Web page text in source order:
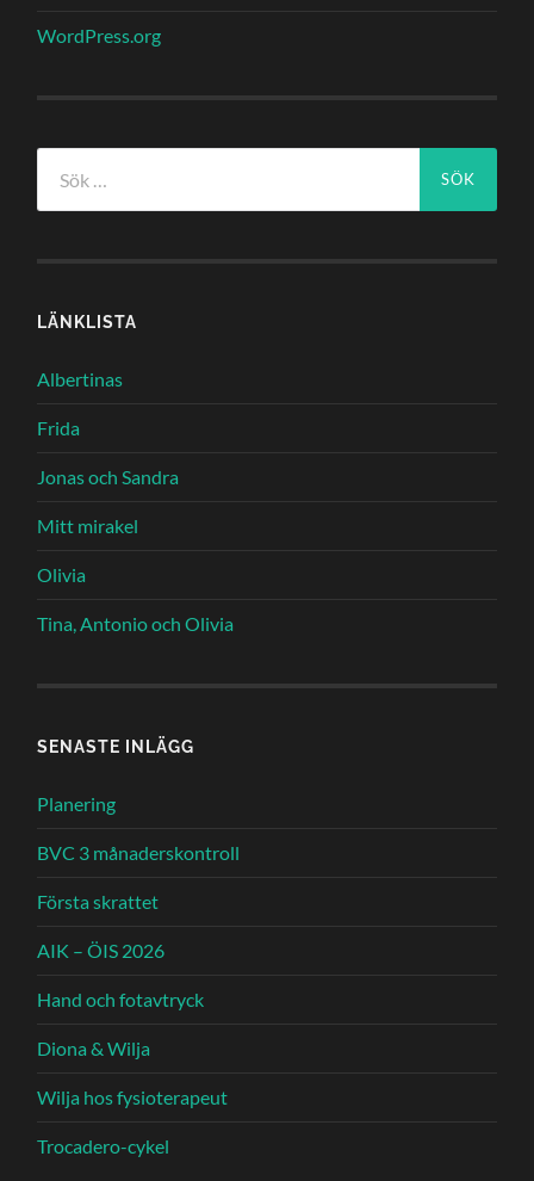
WordPress.org
efter:
LÄNKLISTA
Albertinas
Frida
Jonas och Sandra
Mitt mirakel
Olivia
Tina, Antonio och Olivia
SENASTE INLÄGG
Planering
BVC 3 månaderskontroll
Första skrattet
AIK – ÖIS 2026
Hand och fotavtryck
Diona & Wilja
Wilja hos fysioterapeut
Trocadero-cykel